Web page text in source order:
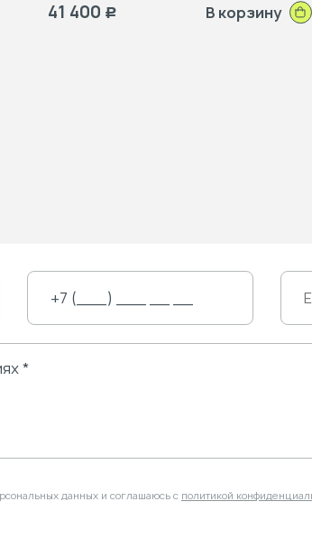
41 400 Р В корзину
данных и соглашаюсь с политикой